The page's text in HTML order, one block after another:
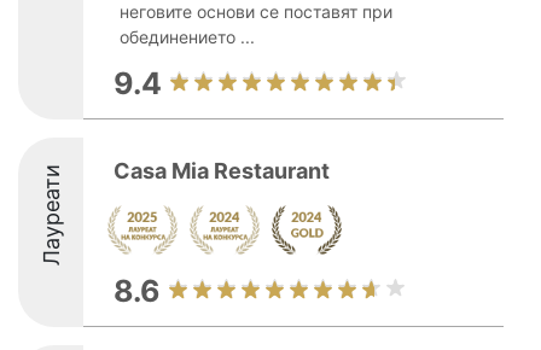
неговите основи се поставят при
обединението ...
9.4
Лауреати Casa Mia Restaurant
8.6